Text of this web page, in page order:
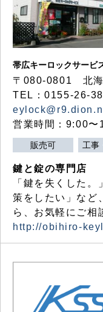
帯広キーロックサービ
〒080-0801 北海
TEL：0155-26-
営業時間：9:00〜
販売可 工事
鍵と錠の専門店
「鍵を失くした
策をしたい」など
ら、お気軽にご相
http://obihiro-